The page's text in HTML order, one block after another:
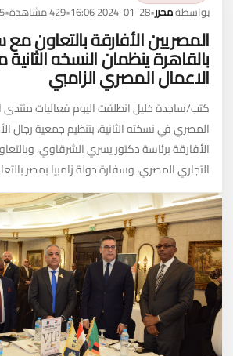
بواسطةمحرر•
2024-01-28 16:06
•429 مشاهدة •5 دقيقة قراءة
المصريين الأفارقة بالتعاون مع
بالقاهرة ينظمان النسخه
الاعمال المصري الزامبي
كتب/ساجدة خليل انطلقت اليوم فعاليات منتدى
المصري في نسخته الثانية، بتنظيم جمعية رجال
الأفارقة برئاسة دكتور يسري الشرقاوي،
التجاري المصري، وسفارة دولة زامبيا بمصر